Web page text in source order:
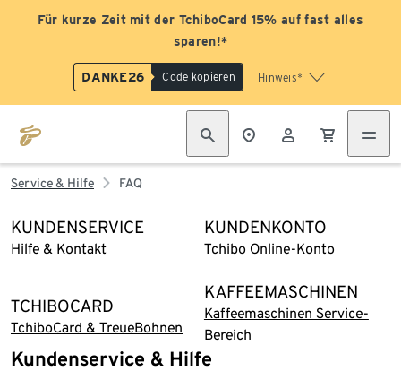
Für kurze Zeit mit der TchiboCard 15% auf fast alles
sparen!*
DANKE26 Code kopieren Hinweis*
Service & Hilfe FAQ
KUNDENSERVICE
Hilfe & Kontakt
KUNDENKONTO
Tchibo Online-Konto
TCHIBOCARD
TchiboCard & TreueBohnen
KAFFEEMASCHINEN
Kaffeemaschinen Service-
Bereich
Kundenservice & Hilfe